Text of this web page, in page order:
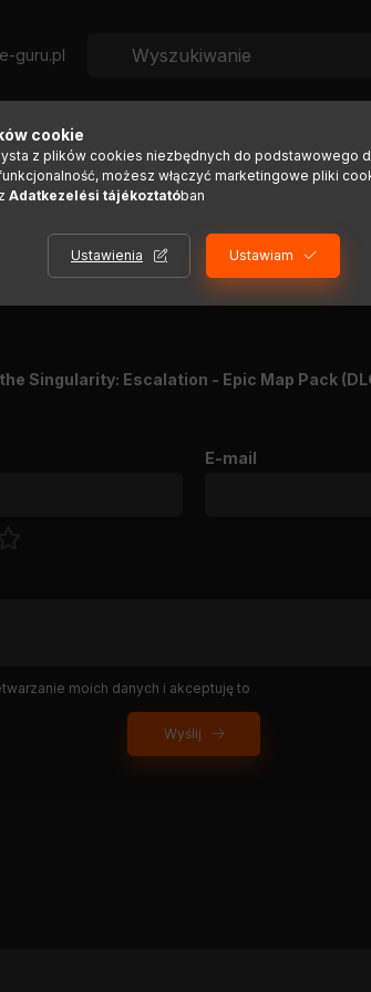
guru.pl
aktywacji
DO SZCZEGÓŁÓW
Singularity: Escalation - Epic Map Pack
E-mail
moich danych i akceptuję to
Wyślij
cookie
z plików cookies niezbędnych do podstawowego
możesz włączyć marketingowe pliki
Adatkezelési tájékoztatóban
Ustawienia Ustawiam